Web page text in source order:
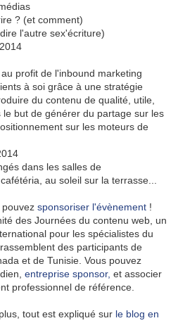
? (et comment)
l'autre sex'écriture)
profit de l'inbound marketing
à soi grâce à une stratégie
du contenu de qualité, utile,
but de générer du partage sur les
sur les moteurs de
dans les salles de
au soleil sur la terrasse...
sponsoriser l'évènement !
des Journées du contenu web, un
pour les spécialistes du
des participants de
et de Tunisie. Vous pouvez
entreprise sponsor, et associer
professionnel de référence.
tout est expliqué sur le blog en